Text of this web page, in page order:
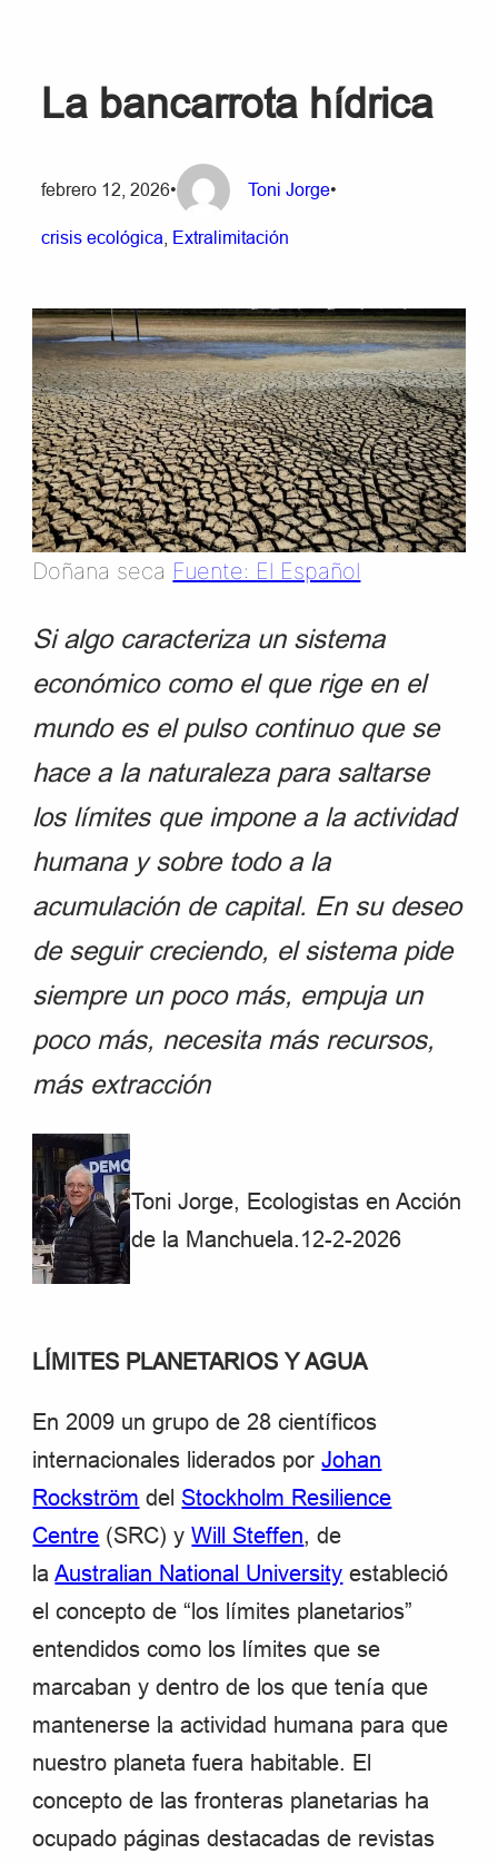
La bancarrota hídrica
febrero 12, 2026• Toni Jorge•
crisis ecológica Extralimitación
Doñana seca Fuente: El Español
Si algo caracteriza un sistema
económico como el que rige en el
mundo es el pulso continuo que se
hace a la naturaleza para saltarse
los límites que impone a la actividad
humana y sobre todo a la
acumulación de capital. En su deseo
de seguir creciendo, el sistema pide
siempre un poco más, empuja un
poco más, necesita más recursos,
más extracción
Toni Jorge, Ecologistas en Acción
de la Manchuela.12-2-2026
LÍMITES PLANETARIOS Y AGUA
En 2009 un grupo de 28 científicos
internacionales liderados porJohan
Rockström del Stockholm Resilience
Centre (SRC) yWill Steffen, de
laAustralian National University estableció
el concepto de “los límites planetarios”
entendidos como los límites que se
marcaban y dentro de los que tenía que
mantenerse la actividad humana para que
nuestro planeta fuera habitable. El
concepto de las fronteras planetarias ha
ocupado páginas destacadas de revistas